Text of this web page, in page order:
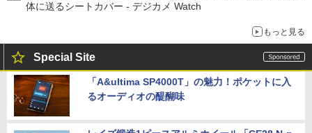
体に送るシートカバー - デジカメ Watch
もっと見る
Special Site
「A&ultima SP4000T」の魅力！ポケットに入
るオーディオの醍醐味